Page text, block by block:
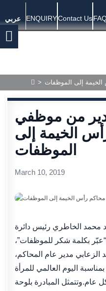
عربي ENQUIRYContact Us
> إلى الموظفات
من موظفي
الخيمة إلى
الموظفات
March 10, 2019
محمد الخاطري رئيس دائرة
بكلمة شكر للموظفات”،
الزعابي مدير عام المحاكم،
اليوم العالمي للمرأة
من كل عام.وتتمثل المبادرة بلوحة